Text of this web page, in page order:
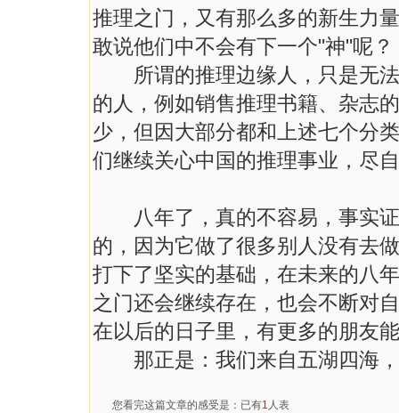
推理之门，又有那么多的新生力
敢说他们中不会有下一个"神"呢？
所谓的推理边缘人，只是无法
的人，例如销售推理书籍、杂志
少，但因大部分都和上述七个分
们继续关心中国的推理事业，尽
八年了，真的不容易，事实证
的，因为它做了很多别人没有去
打下了坚实的基础，在未来的八
之门还会继续存在，也会不断对
在以后的日子里，有更多的朋友
那正是：我们来自五湖四海
您看完这篇文章的感受是：已有1 人表